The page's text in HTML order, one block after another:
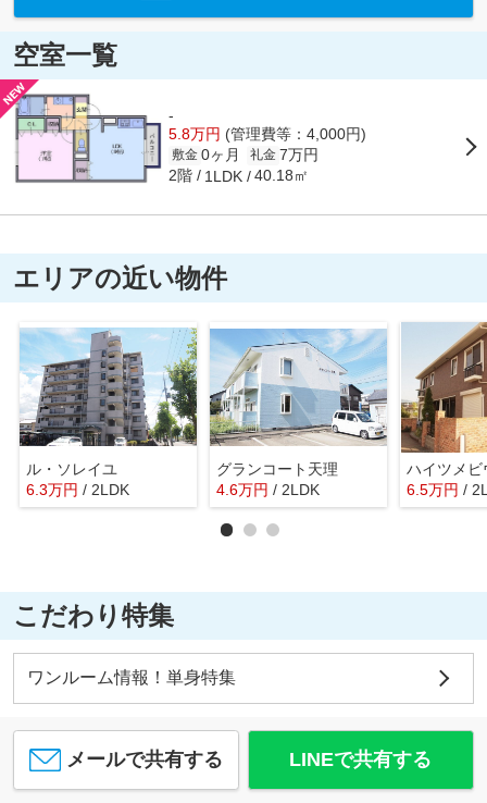
空室一覧
-
5.8万円 (管理費等：4,000円)
敷金 0ヶ月 礼金 7万円
2階 1LDK 40.18㎡
エリアの近い物件
ル・ソレイユ
6.3万円 / 2LDK
グランコート天理
4.6万円 / 2LDK
ハイツメビ
6.5万円 /
こだわり特集
ワンルーム情報！単身特集
メールで共有する LINEで共有する